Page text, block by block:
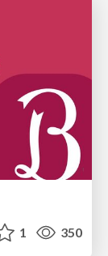
1 350